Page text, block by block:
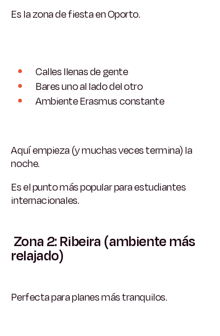
Es la zona de fiesta en Oporto.
Calles llenas de gente
Bares uno al lado del otro
Ambiente Erasmus constante
Aquí empieza (y muchas veces termina) la
noche.
Es el punto más popular para estudiantes
internacionales.
Zona 2: Ribeira (ambiente más
relajado)
Perfecta para planes más tranquilos.